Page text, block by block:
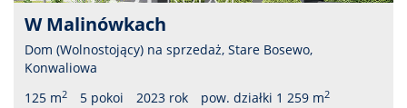
W Malinówkach
Dom (Wolnostojący) na sprzedaż, Stare Bosewo,
Konwaliowa
125 m2 5 pokoi 2023 rok pow. działki 1 259 m2